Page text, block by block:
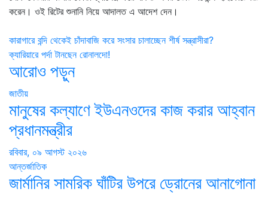
করেন। ওই রিটের শুনানি নিয়ে আদালত এ আদেশ দেন।
Post
navigation
কারাগারে বন্দি থেকেই চাঁদাবাজি করে সংসার চালাচ্ছেন শীর্ষ সন্ত্রাসীরা?
ক্যারিয়ারে পর্দা টানছেন রোনালদো!
আরোও পড়ুন
জাতীয়
মানুষের কল্যাণে ইউএনওদের কাজ করার আহ্বান
প্রধানমন্ত্রীর
রবিবার, ০৯ আগস্ট ২০২৬
আন্তর্জাতিক
জার্মানির সামরিক ঘাঁটির উপরে ড্রোনের আনাগোনা